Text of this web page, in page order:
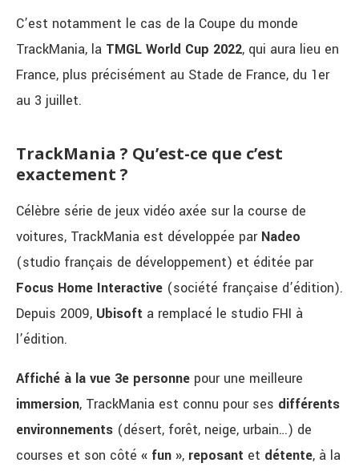
C’est notamment le cas de la Coupe du monde
TrackMania, la TMGL World Cup 2022, qui aura lieu en
France, plus précisément au Stade de France, du 1er
au 3 juillet.
TrackMania ? Qu’est-ce que c’est
exactement ?
Célèbre série de jeux vidéo axée sur la course de
voitures, TrackMania est développée par Nadeo
(studio français de développement) et éditée par
Focus Home Interactive (société française d’édition).
Depuis 2009, Ubisoft a remplacé le studio FHI à
l’édition.
Affiché à la vue 3e personne pour une meilleure
immersion, TrackMania est connu pour ses différents
environnements (désert, forêt, neige, urbain…) de
courses et son côté « fun », reposant et détente, à la